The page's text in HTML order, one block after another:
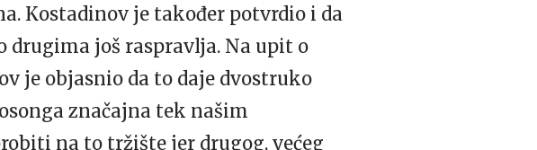
Kostadinov je također potvrdio i da
drugima još raspravlja. Na upit o
je objasnio da to daje dvostruko
značajna tek našim
na to tržište jer drugog, većeg